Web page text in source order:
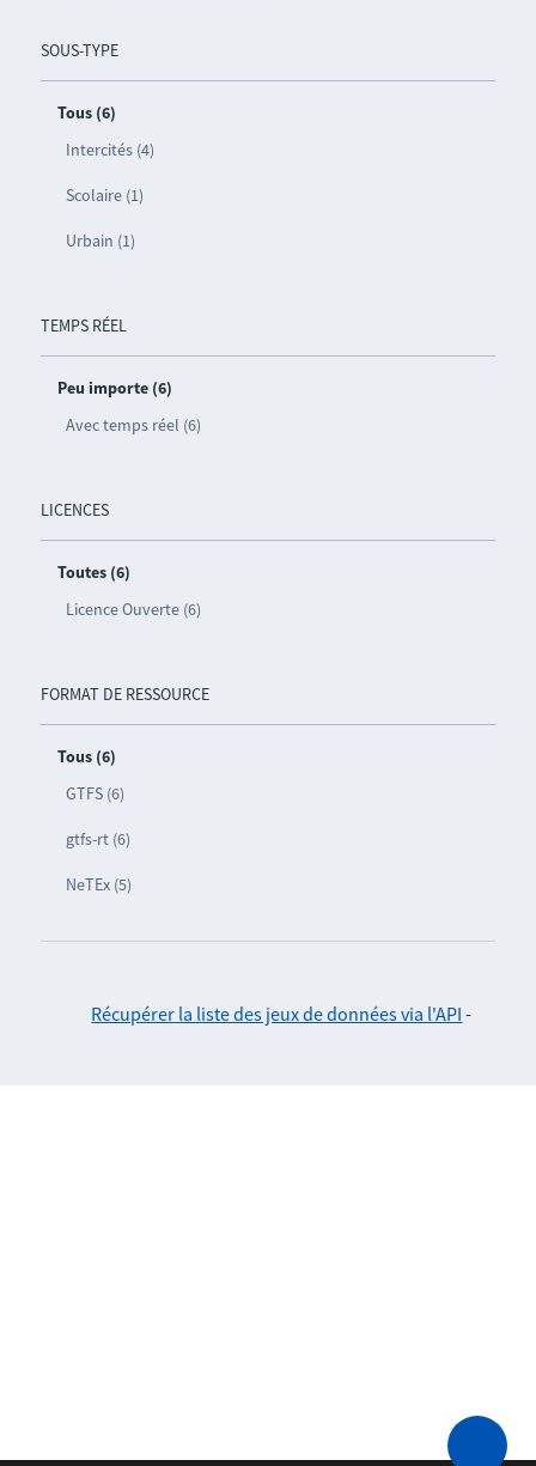
SOUS-TYPE
Tous (6)
Intercités (4)
Scolaire (1)
Urbain (1)
TEMPS RÉEL
Peu importe (6)
Avec temps réel (6)
LICENCES
Toutes (6)
Licence Ouverte (6)
FORMAT DE RESSOURCE
Tous (6)
GTFS (6)
gtfs-rt (6)
NeTEx (5)
Récupérer la liste des jeux de données via l'API -